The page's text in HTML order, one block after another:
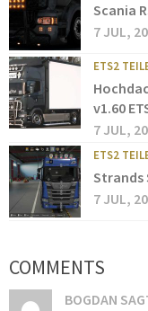
Scania
7 JUL,
ETS2
v1.60
7 JUL,
ETS2
Strands
7 JUL,
COMMENTS
BOGDAN